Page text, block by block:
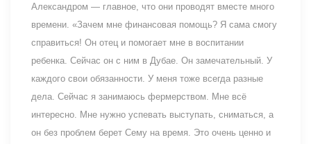
Александром — главное, что они проводят вместе много
времени. «Зачем мне финансовая помощь? Я сама смогу
справиться! Он отец и помогает мне в воспитании
ребенка. Сейчас он с ним в Дубае. Он замечательный. У
каждого свои обязанности. У меня тоже всегда разные
дела. Сейчас я занимаюсь фермерством. Мне всё
интересно. Мне нужно успевать выступать, сниматься, а
он без проблем берет Сему на время. Это очень ценно и